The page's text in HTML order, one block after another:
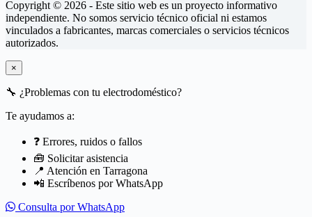
Copyright © 2026 - Este sitio web es un proyecto informativo
independiente. No somos servicio técnico oficial ni estamos
vinculados a fabricantes, marcas comerciales o servicios técnicos
autorizados.
×
🔧 ¿Problemas con tu electrodoméstico?
Te ayudamos a:
❓ Errores, ruidos o fallos
🧰 Solicitar asistencia
📍 Atención en Tarragona
📲 Escríbenos por WhatsApp
Consulta por WhatsApp